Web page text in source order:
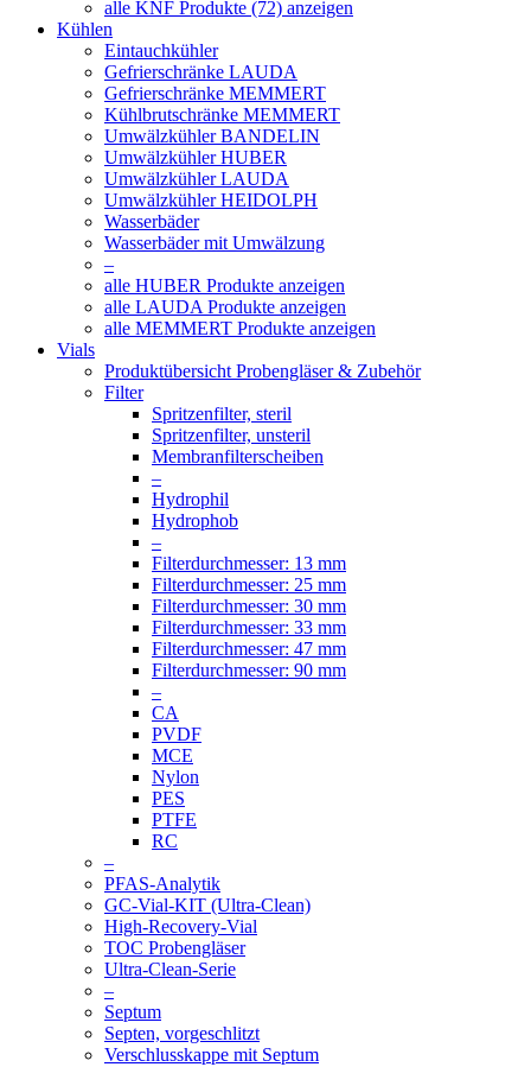
alle KNF Produkte (72) anzeigen
Kühlen
Eintauchkühler
Gefrierschränke LAUDA
Gefrierschränke MEMMERT
Kühlbrutschränke MEMMERT
Umwälzkühler BANDELIN
Umwälzkühler HUBER
Umwälzkühler LAUDA
Umwälzkühler HEIDOLPH
Wasserbäder
Wasserbäder mit Umwälzung
–
alle HUBER Produkte anzeigen
alle LAUDA Produkte anzeigen
alle MEMMERT Produkte anzeigen
Vials
Produktübersicht Probengläser & Zubehör
Filter
Spritzenfilter, steril
Spritzenfilter, unsteril
Membranfilterscheiben
–
Hydrophil
Hydrophob
–
Filterdurchmesser: 13 mm
Filterdurchmesser: 25 mm
Filterdurchmesser: 30 mm
Filterdurchmesser: 33 mm
Filterdurchmesser: 47 mm
Filterdurchmesser: 90 mm
–
CA
PVDF
MCE
Nylon
PES
PTFE
RC
–
PFAS-Analytik
GC-Vial-KIT (Ultra-Clean)
High-Recovery-Vial
TOC Probengläser
Ultra-Clean-Serie
–
Septum
Septen, vorgeschlitzt
Verschlusskappe mit Septum